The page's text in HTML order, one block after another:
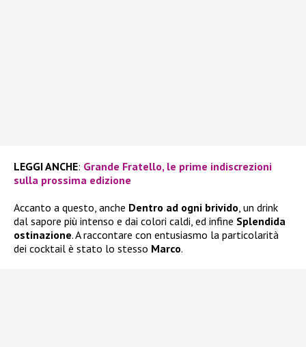
LEGGI ANCHE: Grande Fratello, le prime indiscrezioni
sulla prossima edizione
Accanto a questo, anche Dentro ad ogni brivido, un drink
dal sapore più intenso e dai colori caldi, ed infine Splendida
ostinazione. A raccontare con entusiasmo la particolarità
dei cocktail è stato lo stesso Marco.